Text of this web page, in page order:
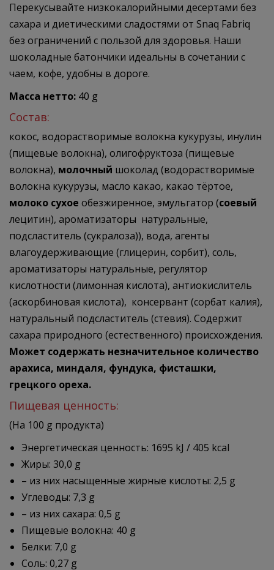
Перекусывайте низкокалорийными десертами без
сахара и диетическими сладостями от Snaq Fabriq
без ограничений с пользой для здоровья. Наши
шоколадные батончики идеальны в сочетании с
чаем, кофе, удобны в дороге.
Масса нетто: 40 g
Состав:
кокос, водорастворимые волокна кукурузы, инулин
(пищевые волокна), олигофруктоза (пищевые
волокна), молочный шоколад (водорастворимые
волокна кукурузы, масло какао, какао тёртое,
молоко сухое обезжиренное, эмульгатор (соевый
лецитин), ароматизаторы натуральные,
подсластитель (сукралоза)), вода, агенты
влагоудерживающие (глицерин, сорбит), соль,
ароматизаторы натуральные, регулятор
кислотности (лимонная кислота), антиокислитель
(аскорбиновая кислота), консервант (сорбат калия),
натуральный подсластитель (стевия). Содержит
сахара природного (естественного) происхождения.
Может содержать незначительное количество
арахиса, миндаля, фундука, фисташки,
грецкого ореха.
Пищевая ценность:
(На 100 g продукта)
Энергетическая ценность: 1695 kJ / 405 kcal
Жиры: 30,0 g
– из них насыщенные жирные кислоты: 2,5 g
Углеводы: 7,3 g
– из них сахара: 0,5 g
Пищевые волокна: 40 g
Белки: 7,0 g
Соль: 0,27 g